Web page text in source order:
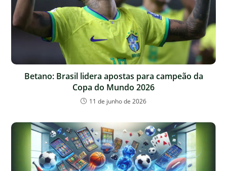
Betano: Brasil lidera apostas para campeão da
Copa do Mundo 2026
11 de junho de 2026